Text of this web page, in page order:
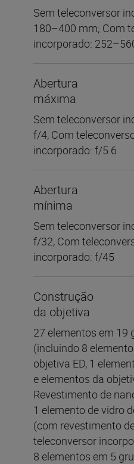
Sem teleconversor
180–400 mm; Com
incorporado:
Abertura
máxima
Sem teleconversor
f/4, Com
incorporado: f/5.6
Abertura
mínima
Sem teleconversor
f/32, Com
incorporado: f/45
Construção
da objetiva
27 elementos em 19
(incluindo 8
objetiva ED, 1
e elementos da
Revestimento de
1 elemento de vidro
(com revestimento
teleconversor
8 elementos em 5